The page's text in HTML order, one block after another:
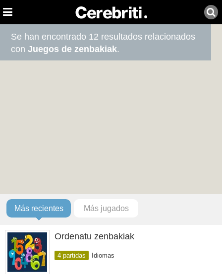
Se han encontrado 12 resultados relacionados
conJuegos de zenbakiak.
Más recientes Más jugados
Ordenatu zenbakiak
4 partidas Idiomas